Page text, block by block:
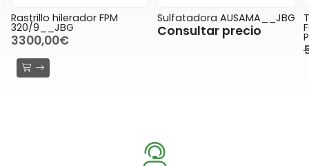
Sulfatadora AUSAMA__JBG
Consultar precio
Trituradora de
FORT STARK KDX 240
PROFI+___CBA